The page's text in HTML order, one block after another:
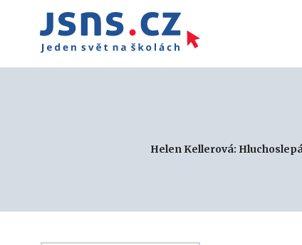
Helen Kellerová: